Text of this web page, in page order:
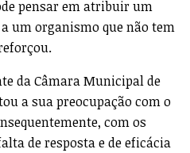
pensar em atribuir um
um organismo que não tem
da Câmara Municipal de
a sua preocupação com o
com os
de resposta e de eficácia